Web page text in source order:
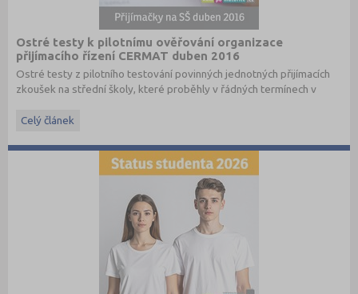
Ostré testy k pilotnímu ověřování organizace
přijímacího řízení CERMAT duben 2016
Ostré testy z pilotního testování povinných jednotných přijímacích
zkoušek na střední školy, které proběhly v řádných termínech v
Stáhněte si ostré i ilustrační testy
Celý článek